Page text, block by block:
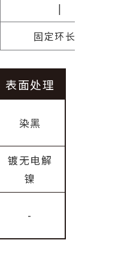
|
固定环长度
表面处理
染黑
镀无电解
镍
-